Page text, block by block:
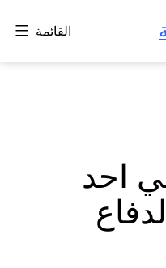
القائمة
احد